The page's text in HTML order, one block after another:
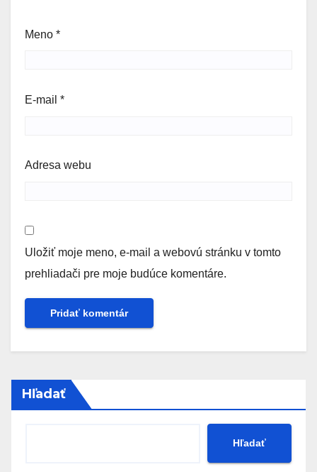
Meno *
E-mail *
Adresa webu
Uložiť moje meno, e-mail a webovú stránku v tomto
prehliadači pre moje budúce komentáre.
Hľadať
Hľadať